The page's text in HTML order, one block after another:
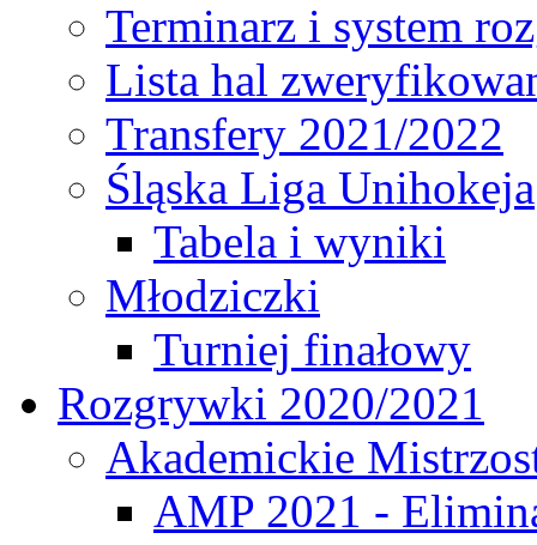
Terminarz i system
Lista hal
Transfery 2021/2022
Śląska Liga Unihokeja
Tabela i wyniki
Młodziczki
Turniej finałowy
Rozgrywki 2020/2021
Akademickie
AMP 2021 -